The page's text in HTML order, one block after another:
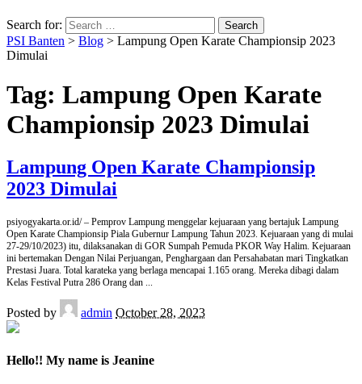
Search for:
PSI Banten > Blog > Lampung Open Karate Championsip 2023
Dimulai
Tag: Lampung Open Karate
Championsip 2023 Dimulai
Lampung Open Karate Championsip
2023 Dimulai
psiyogyakarta.or.id/ – Pemprov Lampung menggelar kejuaraan yang bertajuk Lampung
Open Karate Championsip Piala Gubernur Lampung Tahun 2023. Kejuaraan yang di mulai
27-29/10/2023) itu, dilaksanakan di GOR Sumpah Pemuda PKOR Way Halim. Kejuaraan
ini bertemakan Dengan Nilai Perjuangan, Penghargaan dan Persahabatan mari Tingkatkan
Prestasi Juara. Total karateka yang berlaga mencapai 1.165 orang. Mereka dibagi dalam
Kelas Festival Putra 286 Orang dan ...
Posted by admin October 28, 2023
Hello!! My name is Jeanine